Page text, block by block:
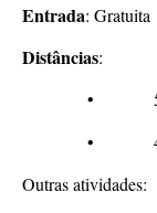
Entrada: Gratuita
Distâncias:
• 570 km
• 450 km
Outras atividades: